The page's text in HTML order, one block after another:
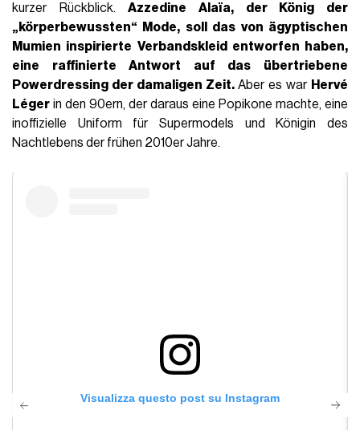
kurzer Rückblick.Azzedine Alaïa, der König der
„körperbewussten“ Mode, soll das von ägyptischen
Mumien inspirierte Verbandskleid entworfen haben,
eine raffinierte Antwort auf das übertriebene
Powerdressing der damaligen Zeit.Aber es war Hervé
Léger in den 90ern, der daraus eine Popikone machte, eine
inoffizielle Uniform für Supermodels und Königin des
Nachtlebens der frühen 2010er Jahre.
Visualizza questo post su Instagram